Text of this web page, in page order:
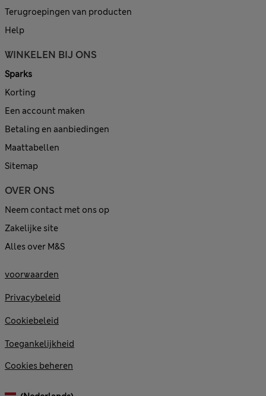
Terugroepingen van producten
Help
WINKELEN BIJ ONS
Sparks
Korting
Een account maken
Betaling en aanbiedingen
Maattabellen
Sitemap
OVER ONS
Neem contact met ons op
Zakelijke site
Alles over M&S
voorwaarden
Privacybeleid
Cookiebeleid
Toegankelijkheid
Cookies beheren